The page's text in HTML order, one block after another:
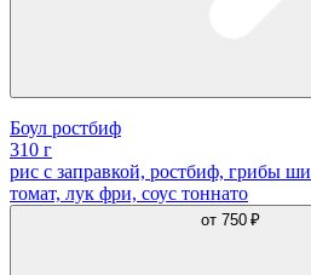
Боул ростбиф
310 г
рис с заправкой, ростбиф, грибы
томат, лук фри, соус тоннато
от 750 ₽